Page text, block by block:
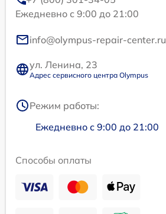
Ежедневно с 9:00 до 21:00
info@olympus-repair-center.ru
ул. Ленина, 23
Адрес сервисного центра Olympus
Режим работы:
Ежедневно с 9:00 до 21:00
Способы оплаты